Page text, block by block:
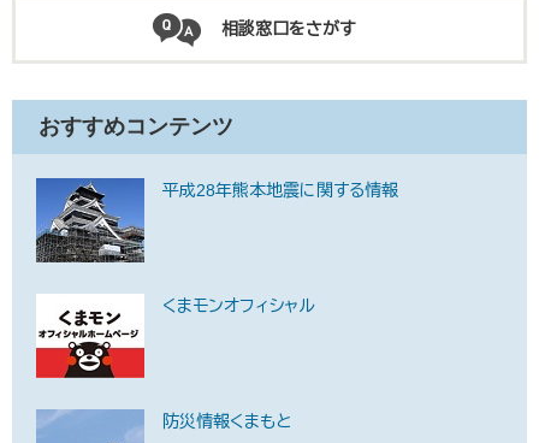
相談窓口をさがす
おすすめコンテンツ
平成28年熊本地震に関する情報
くまモンオフィシャル
防災情報くまもと